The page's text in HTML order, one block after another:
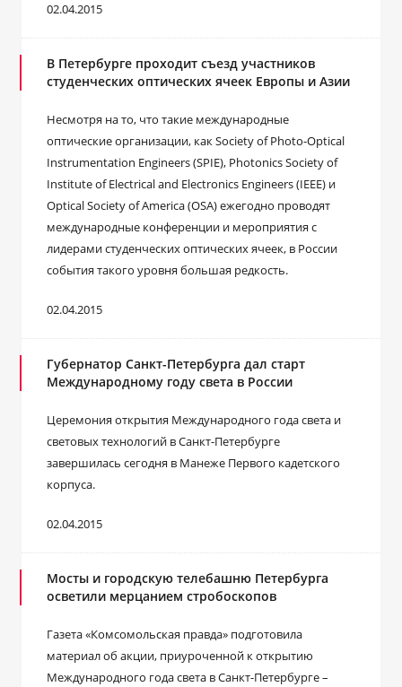
02.04.2015
В Петербурге проходит съезд участников
студенческих оптических ячеек Европы и Азии
Несмотря на то, что такие международные
оптические организации, как Society of Photo-Optical
Instrumentation Engineers (SPIE), Photonics Society of
Institute of Electrical and Electronics Engineers (IEEE) и
Optical Society of America (OSA) ежегодно проводят
международные конференции и мероприятия с
лидерами студенческих оптических ячеек, в России
события такого уровня большая редкость.
02.04.2015
Губернатор Санкт-Петербурга дал старт
Международному году света в России
Церемония открытия Международного года света и
световых технологий в Санкт-Петербурге
завершилась сегодня в Манеже Первого кадетского
корпуса.
02.04.2015
Мосты и городскую телебашню Петербурга
осветили мерцанием стробоскопов
Газета «Комсомольская правда» подготовила
материал об акции, приуроченной к открытию
Международного года света в Санкт-Петербурге –